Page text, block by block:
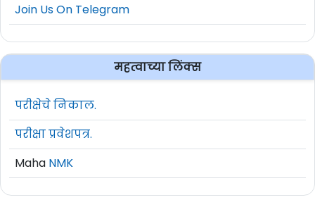
Join Us On Telegram
महत्वाच्या लिंक्स
परीक्षेचे निकाल.
परीक्षा प्रवेशपत्र.
Maha NMK